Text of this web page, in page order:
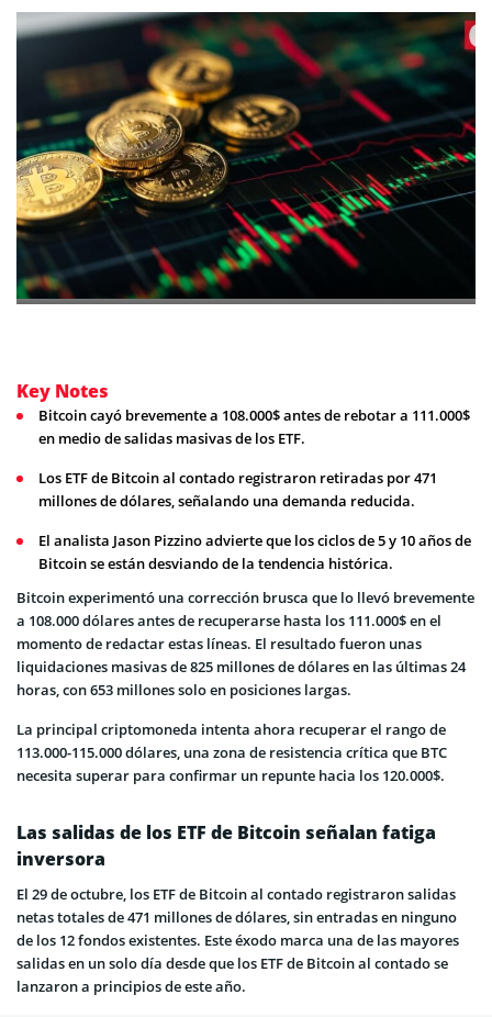
Key Notes
Bitcoin cayó brevemente a 108.000$ antes de rebotar a 111.000$
en medio de salidas masivas de los ETF.
Los ETF de Bitcoin al contado registraron retiradas por 471
millones de dólares, señalando una demanda reducida.
El analista Jason Pizzino advierte que los ciclos de 5 y 10 años de
Bitcoin se están desviando de la tendencia histórica.
Bitcoin experimentó una corrección brusca que lo llevó brevemente
a 108.000 dólares antes de recuperarse hasta los 111.000$ en el
momento de redactar estas líneas. El resultado fueron unas
liquidaciones masivas de 825 millones de dólares en las últimas 24
horas, con 653 millones solo en posiciones largas.
La principal criptomoneda intenta ahora recuperar el rango de
113.000-115.000 dólares, una zona de resistencia crítica que BTC
necesita superar para confirmar un repunte hacia los 120.000$.
Las salidas de los ETF de Bitcoin señalan fatiga
inversora
El 29 de octubre, los ETF de Bitcoin al contado registraron salidas
netas totales de 471 millones de dólares, sin entradas en ninguno
de los 12 fondos existentes. Este éxodo marca una de las mayores
salidas en un solo día desde que los ETF de Bitcoin al contado se
lanzaron a principios de este año.